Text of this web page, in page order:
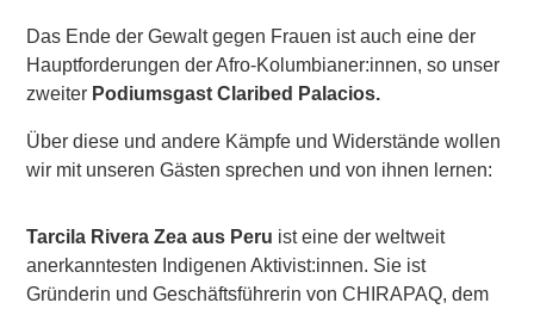
Das Ende der Gewalt gegen Frauen ist auch eine der
Hauptforderungen der Afro-Kolumbianer:innen, so unser
zweiter Podiumsgast Claribed Palacios.
Über diese und andere Kämpfe und Widerstände wollen
wir mit unseren Gästen sprechen und von ihnen lernen:
Tarcila Rivera Zea aus Peru ist eine der weltweit
anerkanntesten Indigenen Aktivist:innen. Sie ist
Gründerin und Geschäftsführerin von CHIRAPAQ, dem